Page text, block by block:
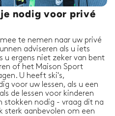
geweldig! We hadden
was zo behulpzaam
hebben in slechts 2 uur
nu zelfverzekerd
more
totaal geboekt van: 2
nodig voor privé
te nemen naar uw privé
adviseren als u iets
u ergens niet zeker van bent
of het Maison Sport
U heeft ski's,
voor uw lessen, als u een
de lessen voor kinderen
stokken nodig - vraag dit na
sterk aanbevolen om een